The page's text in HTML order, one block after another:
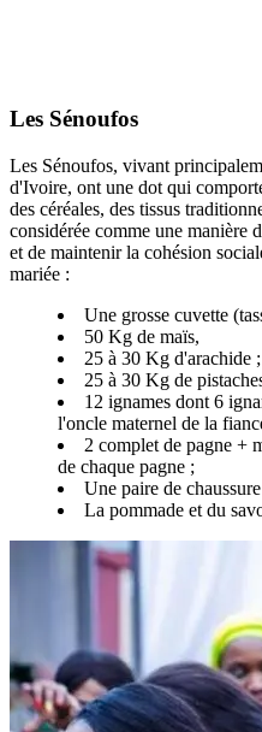
Les Sénoufos
Les Sénoufos, vivant
d'Ivoire, ont une dot qui
des céréales, des tissus
considérée comme une manière
et de maintenir la cohésion
mariée :
Une grosse cuvette
50 Kg de maïs,
25 à 30 Kg d'arachide ;
25 à 30 Kg de
12 ignames dont 6
l'oncle maternel de la
2 complet de pagne +
de chaque pagne ;
Une paire de
La pommade et du